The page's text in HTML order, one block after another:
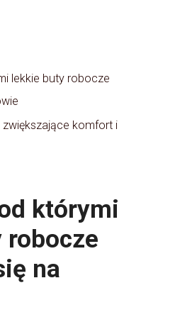
lekkie buty robocze
komfort i
którymi
robocze
na